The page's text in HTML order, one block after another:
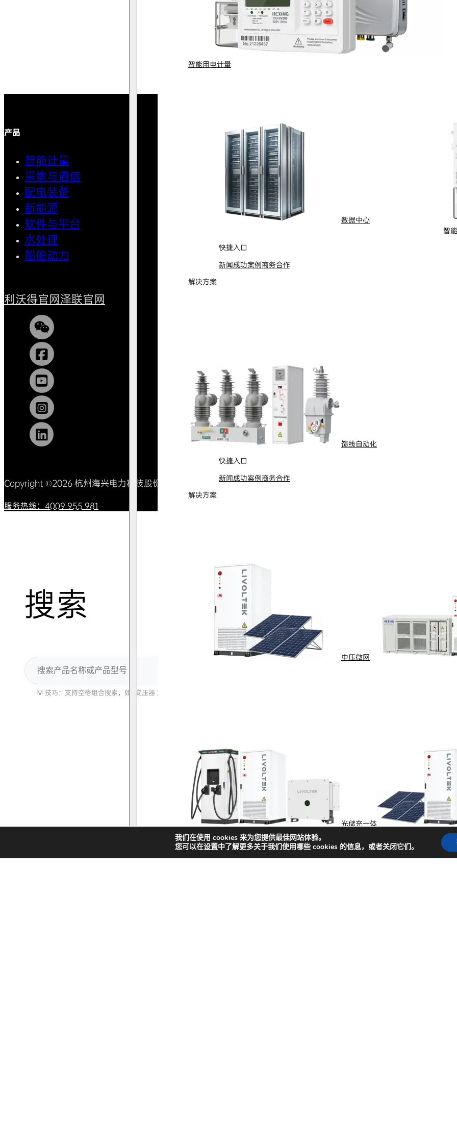
智能用电计量
数据中心
智
快捷入口
新闻成功案例商务合作
解决方案
馈线自动化
快捷入口
新闻成功案例商务合作
解决方案
中压微网
光储充一体
化储能
快捷入口
产品
智能计量
采集与通信
配电装备
新能源
软件与平台
水处理
船舶动力
智能用电计量
馈线自动化
中压微网
AMI智能抄表
船舶电动化
利沃得官网泽联官网
Copyright ©2026 杭州海兴电力科技股份有限公司 All Rights Reserved浙ICP备09002778号-1
服务热线：4009 955 981
我们在使用 cookies 来为您提供最佳网站体验。
您可以在设置中了解更多关于我们使用哪些 cookies 的信息，或者关闭它们。
搜索